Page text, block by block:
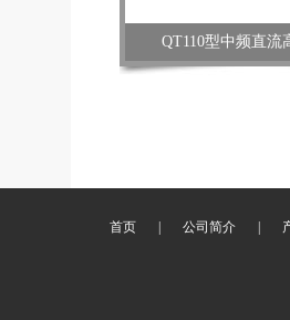
QT110型中频直流
首页 公司简介